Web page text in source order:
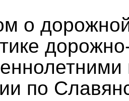
о
по